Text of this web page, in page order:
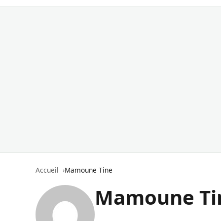
Accueil Mamoune Tine
Mamoune